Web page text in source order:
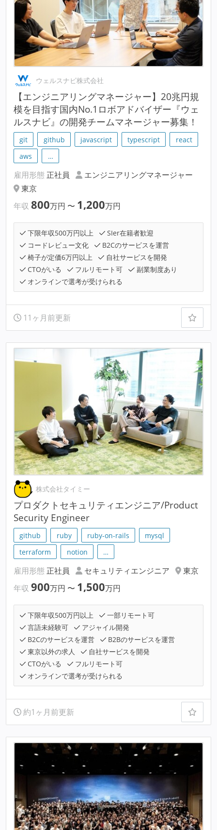
ウェルスナビ株式会社
【エンジニアリングマネージャー】20兆円規
模を目指す国内No.1ロボアドバイザー『ウェ
ルスナビ』の開発チームマネージャー募集！
git github javascript typescript
react
aws
…
雇用形態 正社員
エンジニアリングマネージャー
東京
年収 800万円 〜 1,200万円
下限年収500万円以上
SIer在籍者歓迎
コードレビュー文化
B2Cのサービスを運営
椅子が定価6万円以上
自社サービスを開発
CTOがいる
フルリモート可
副業制度あり
オンラインで選考が受けられる
11ヶ月前更新
株式会社タイミー
プロダクトセキュリティエンジニア/Product
Security Engineer
github ruby ruby-on-rails
mysql
terraform
notion …
雇用形態 正社員 セキュリティエンジニア
東京
年収 900万円 〜 1,500万円
下限年収500万円以上
一部リモート可
言語未経験可
アジャイル開発
B2Cのサービスを運営
B2Bのサービスを運営
東京以外の求人
自社サービスを開発
CTOがいる
フルリモート可
オンラインで選考が受けられる
約1ヶ月前更新